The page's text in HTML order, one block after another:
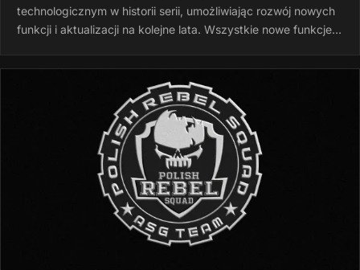
technologicznym w historii serii, umożliwiając rozwój nowych
funkcji i aktualizacji na kolejne lata. Wszystkie nowe funkcje